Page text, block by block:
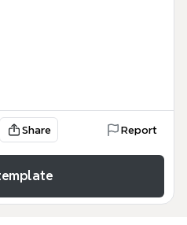
Share Report